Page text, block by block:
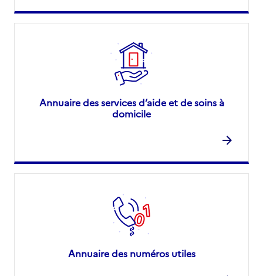
Annuaire des services d’aide et de soins à
domicile
Annuaire des numéros utiles